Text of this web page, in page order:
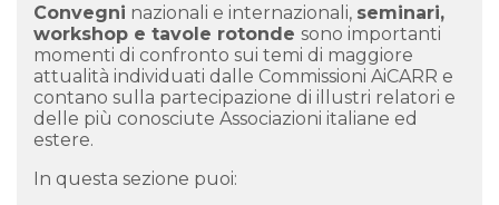
Convegni nazionali e internazionali, seminari,
workshop e tavole rotonde sono importanti
momenti di confronto sui temi di maggiore
attualità individuati dalle Commissioni AiCARR e
contano sulla partecipazione di illustri relatori e
delle più conosciute Associazioni italiane ed
estere.
In questa sezione puoi: